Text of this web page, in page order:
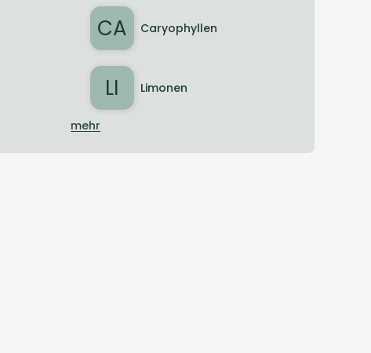
CA Caryophyllen
LI Limonen
mehr